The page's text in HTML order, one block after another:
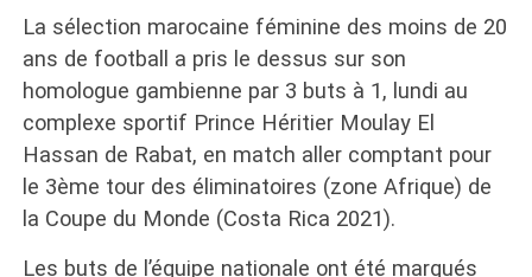
La sélection marocaine féminine des moins de 20
ans de football a pris le dessus sur son
homologue gambienne par 3 buts à 1, lundi au
complexe sportif Prince Héritier Moulay El
Hassan de Rabat, en match aller comptant pour
le 3ème tour des éliminatoires (zone Afrique) de
la Coupe du Monde (Costa Rica 2021).
Les buts de l’équipe nationale ont été marqués